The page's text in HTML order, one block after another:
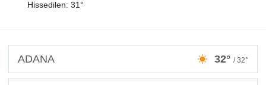
Hissedilen: 31°
ADANA 32° / 32°